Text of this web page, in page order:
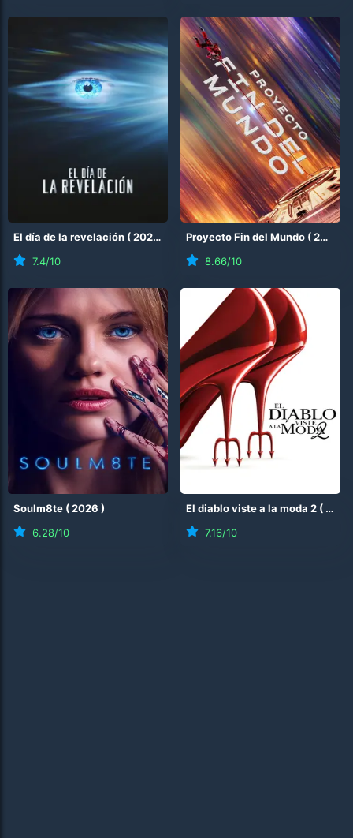
El día de la revelación (2026 )
7.4/10
Proyecto Fin del Mundo (2026
8.66/10
Soulm8te (2026 )
6.28/10
El diablo viste a la moda 2 ( 2026
7.16/10